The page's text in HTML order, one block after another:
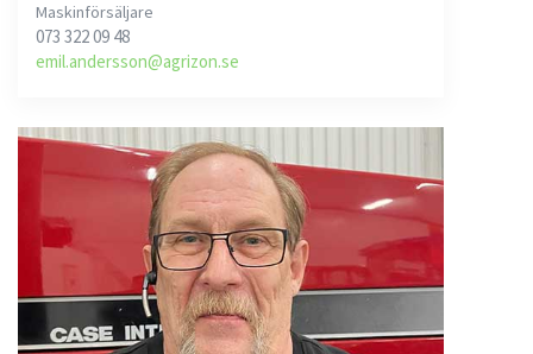
Maskinförsäljare
073 322 09 48
emil.andersson@agrizon.se